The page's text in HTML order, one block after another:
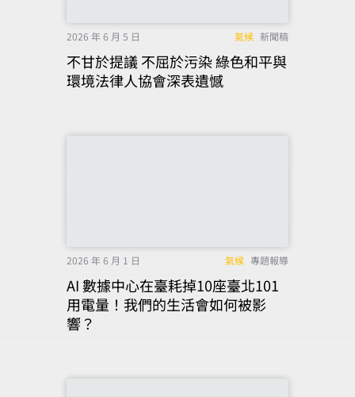
2026 年 6 月 5 日 氣候 新聞稿
不甘於提議 不屈於污染 綠色和平與
環境法律人協會深表遺憾
2026 年 6 月 1 日 氣候 專題報導
AI 數據中心在臺耗掉10座臺北101
用電量！我們的生活會如何被影
響？